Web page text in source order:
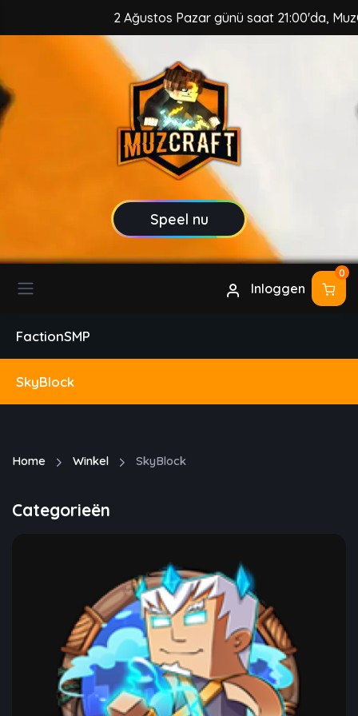
2 Ağustos Pazar günü saat 21:00'da, MuzCraft
Speel nu
Inloggen
0
FactionSMP
SkyBlock
Home Winkel SkyBlock
Categorieën